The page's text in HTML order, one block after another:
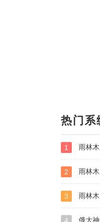
热门系
1 雨林木
2 雨林木
3 雨林木风
俄大神